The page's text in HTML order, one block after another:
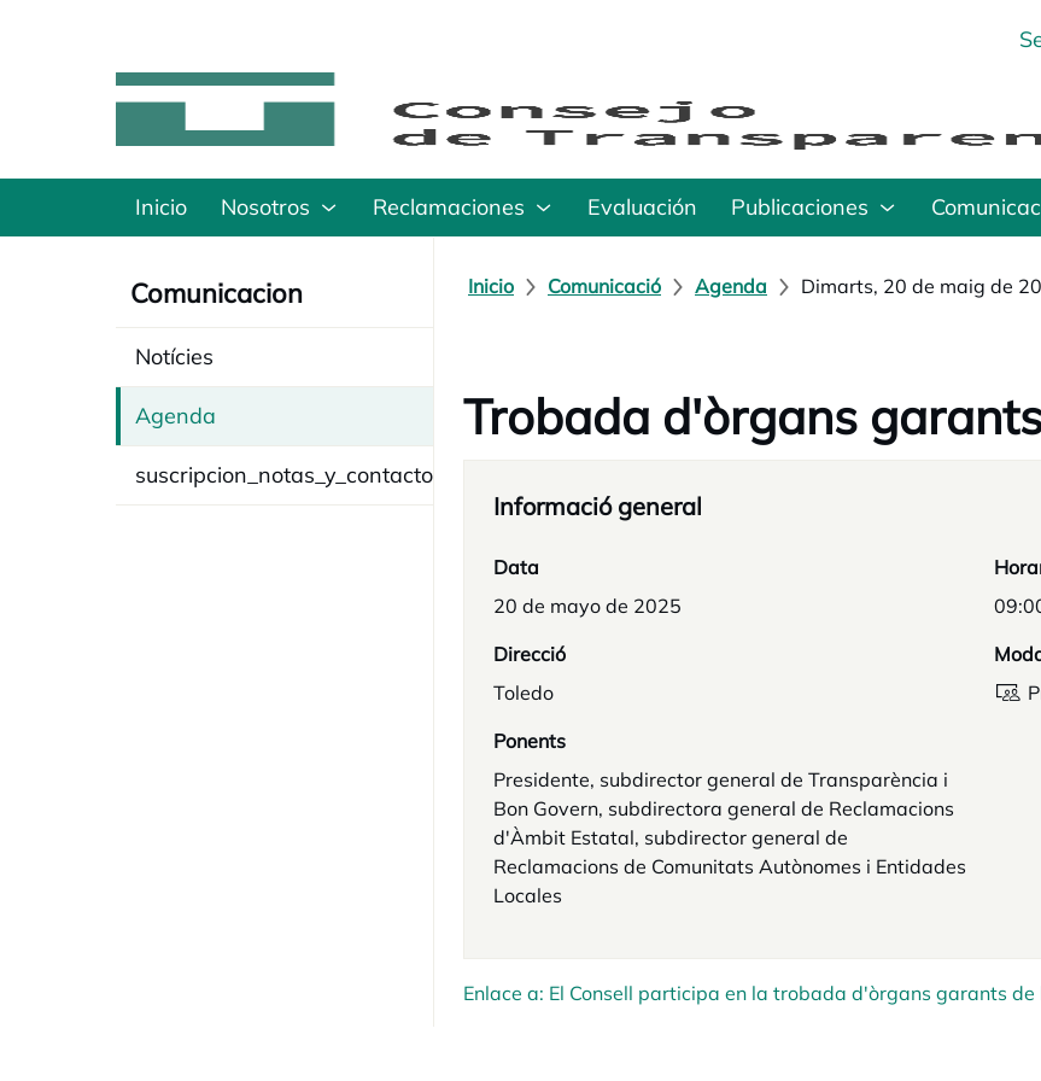
Inicio Nosotros Reclamaciones Evaluación Publicaciones
Comunicacion
Notícies
Agenda
suscripcion_notas_y_contacto
Inicio Comunicació Agenda Dimarts, 20 de maig de
Trobada d'òrgans
Informació general
Data
20 de mayo de 2025
Direcció
Toledo
Ponents
Presidente, subdirector general de Transparència i
Bon Govern, subdirectora general de Reclamacions
d'Àmbit Estatal, subdirector general de
Reclamacions de Comunitats Autònomes i Entidades
Locales
Enlace a: El Consell participa en la trobada d'òrgans garants